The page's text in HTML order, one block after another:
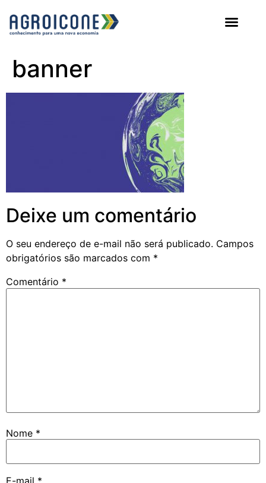
banner
Deixe um comentário
O seu endereço de e-mail não será publicado. Campos
obrigatórios são marcados com *
Comentário *
Nome *